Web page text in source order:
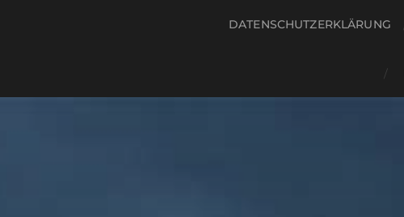
DATENSCHUTZERKLÄRUNG